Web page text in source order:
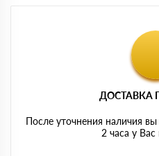
ДОСТАВКА
После уточнения наличия
2 часа у Вас